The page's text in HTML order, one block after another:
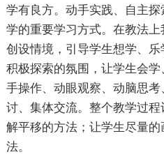
学有良方。动手实践、自主
学的重要学习方式。在教法
创设情境，引导学生想学、乐
积极探索的氛围，让学生会
手操作、动眼观察、动脑思
讨、集体交流。整个教学过
解平移的方法；让学生尽量
法。